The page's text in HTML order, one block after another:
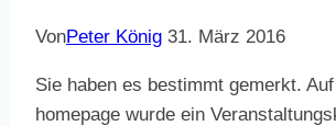
VonPeter König 31. März 2016
Sie haben es bestimmt gemerkt.
homepage wurde ein